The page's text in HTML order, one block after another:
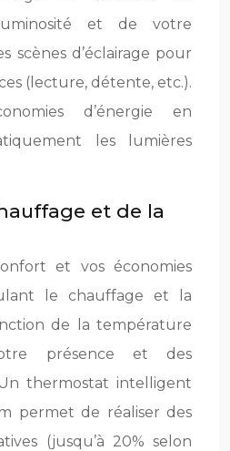
et de votre
scènes d’éclairage pour
(lecture, détente, etc.).
d’énergie en
les lumières
et de la
et vos économies
le chauffage et la
de la température
présence et des
thermostat intelligent
permet de réaliser des
(jusqu’à 20% selon